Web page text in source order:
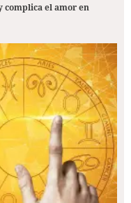
complica el amor en